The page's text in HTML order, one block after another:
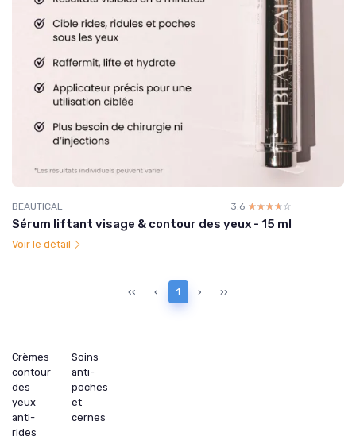
BEAUTICAL 3.6 ☆☆☆☆☆
★★★★★
Sérum liftant visage & contour des yeux - 15 ml
Voir le détail
‹‹ ‹ 1 › ››
Crèmes
contour
des
yeux
anti-
rides
Soins
anti-
poches
et
cernes